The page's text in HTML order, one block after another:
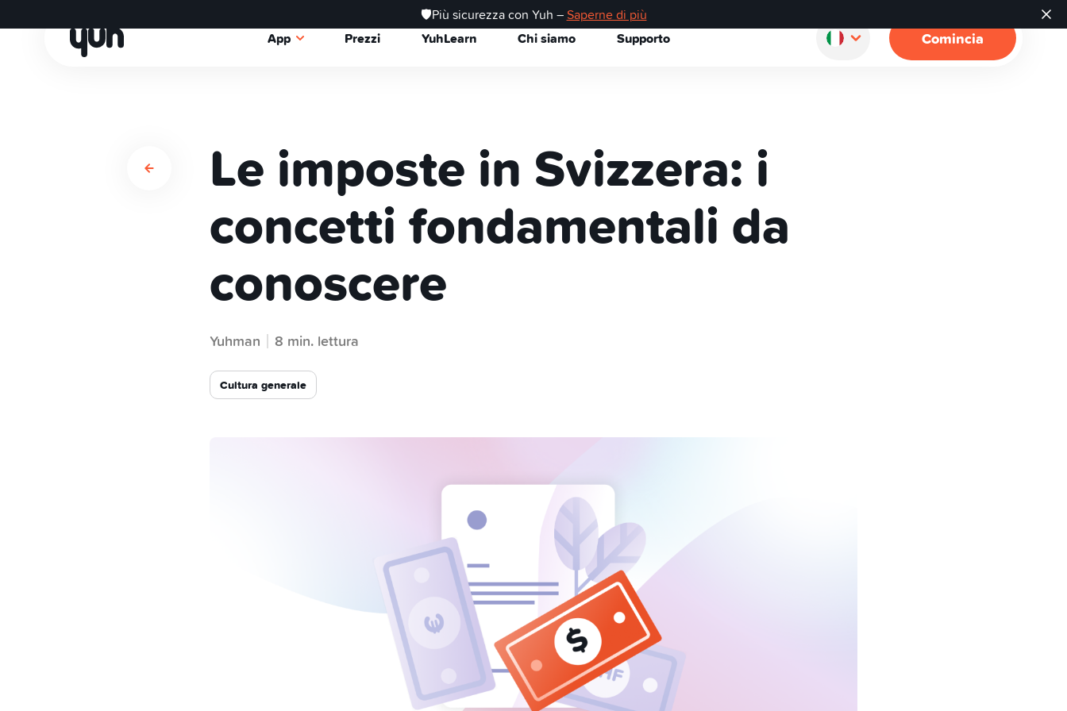
🛡️Più sicurezza con Yuh – Saperne di più
App Prezzi YuhLearn Chi siamo Supporto Comincia
Le imposte in Svizzera: i
concetti fondamentali da
conoscere
Yuhman 8 min. lettura
Cultura generale